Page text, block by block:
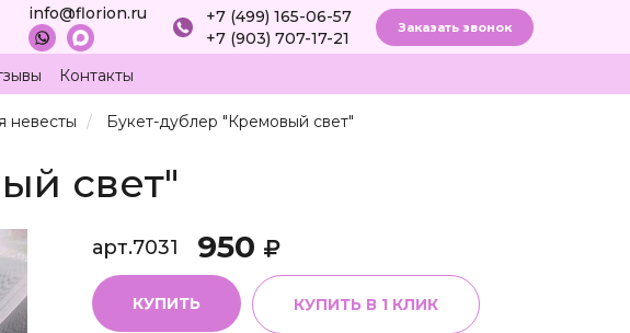
info@florion.ru
+7 (499) 165-06-57
+7 (903) 707-17-21
Заказать звонок
Контакты
невесты Букет-дублер "Кремовый свет"
свет"
арт.7031 950
КУПИТЬ КУПИТЬ В 1 КЛИК